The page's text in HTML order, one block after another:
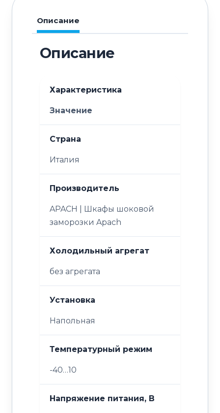
Описание
Описание
Характеристика
Значение
Страна
Италия
Производитель
APACH | Шкафы шоковой
заморозки Apach
Холодильный агрегат
без агрегата
Установка
Напольная
Температурный режим
-40…10
Напряжение питания, В